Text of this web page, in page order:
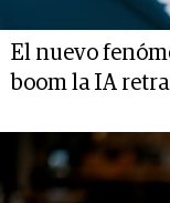
El nuevo
boom la IA